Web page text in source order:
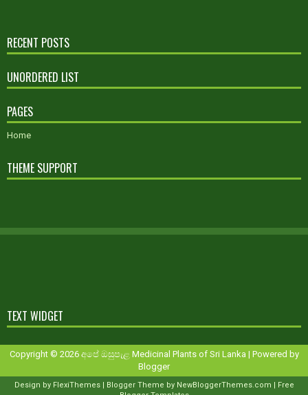
RECENT POSTS
UNORDERED LIST
PAGES
Home
THEME SUPPORT
TEXT WIDGET
Copyright © 2026 අපේ ඔසුපැළ Medicinal Plants of Sri Lanka | Powered by
Blogger
Design by FlexiThemes| Blogger Theme by NewBloggerThemes.com | Free